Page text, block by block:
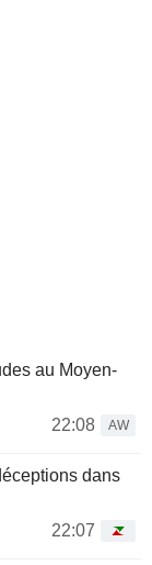
au Moyen-
22:08
AW
dans
22:07